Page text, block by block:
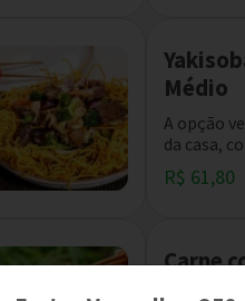
Médio
A opção
da casa,
R$ 61,80
Carne